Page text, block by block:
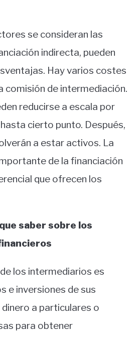
se consideran las
indirecta, pueden
Hay varios costes
comisión de intermediación.
reducirse a escala por
cierto punto. Después,
a estar activos. La
de la financiación
que ofrecen los
saber sobre los
los intermediarios es
e inversiones de sus
a particulares o
para obtener